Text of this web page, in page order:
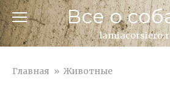
Перейти
к
контенту
Все о
Главная » Животные